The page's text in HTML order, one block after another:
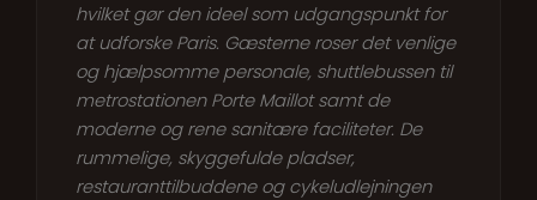
hvilket gør den ideel som udgangspunkt for
at udforske Paris. Gæsterne roser det venlige
og hjælpsomme personale, shuttlebussen til
metrostationen Porte Maillot samt de
moderne og rene sanitære faciliteter. De
rummelige, skyggefulde pladser,
restauranttilbuddene og cykeludlejningen